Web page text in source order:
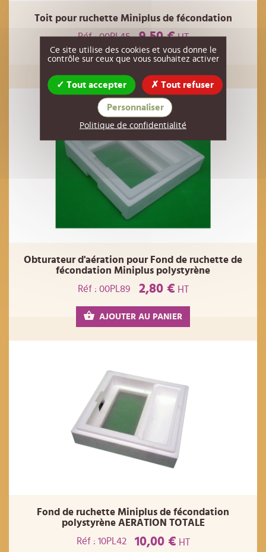
Toit pour ruchette Miniplus de fécondation
Réf : 00PL45
9,50 €HT
AJOUTER AU PANIER
Obturateur d'aération pour Fond de ruchette de
fécondation Miniplus polystyrène
Réf : 00PL89
2,80 € HT
AJOUTER AU PANIER
Fond de ruchette Miniplus de fécondation
polystyrène AERATION TOTALE
Réf : 10PL42
10,00 € HT
Ce site utilise des cookies et vous donne le
contrôle sur ceux que vous souhaitez activer
Tout accepter Tout refuser
Personnaliser
Politique de confidentialité